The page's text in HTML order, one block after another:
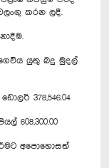
කරන ලදී.
යුතු බදු මුදල්
378,546.04
608,300.00
අපොහොසත්